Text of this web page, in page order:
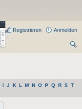
Anmelden
Registrieren
I J K L M N O P Q R S T